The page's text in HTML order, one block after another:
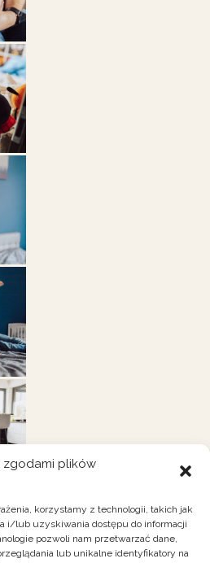
zgodami plików
korzystamy z technologii, takich jak
i/lub uzyskiwania dostępu do informacji
pozwoli nam przetwarzać dane,
lub unikalne identyfikatory na